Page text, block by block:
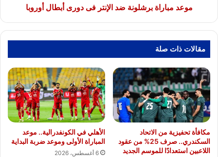
موعد مباراة برشلونة ضد الإنتر فى دورى أبطال أوروبا
مقالات ذات صلة
مكافأة تحفيزية من الاتحاد
السكندري.. صرف 25% من عقود
اللاعبين استعدادًا للموسم الجديد
الأهلي في الكونفدرالية.. موعد
المباراة الأولى وموعد ضربة البداية
6 أغسطس، 2026